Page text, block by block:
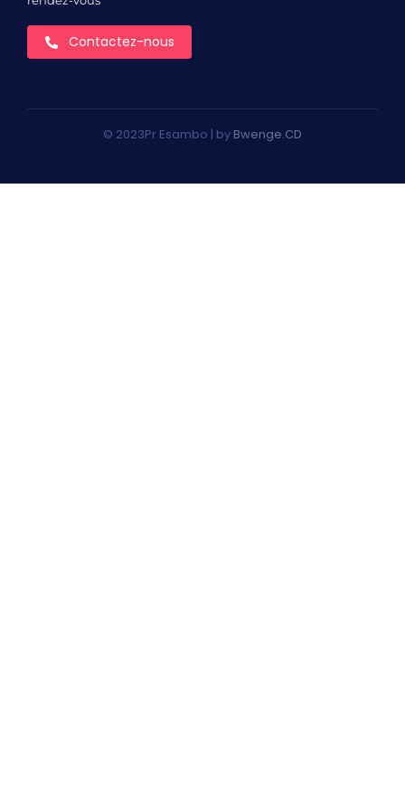
Contactez-nous
© 2023Pr Esambo | by Bwenge.CD